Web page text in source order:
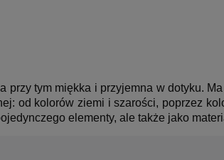
przy tym miękka i przyjemna w dotyku.
od kolorów ziemi i szarości, poprzez
elementy, ale także jako